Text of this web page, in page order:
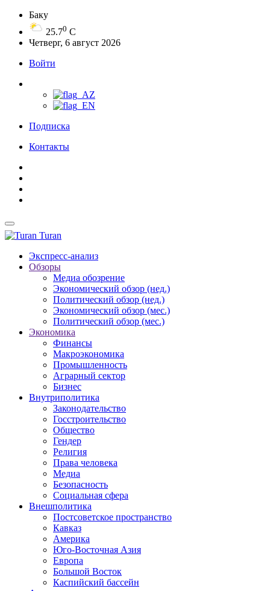
Баку
25.70 C
Четверг, 6 август 2026
Войти
Подписка
Контакты
Turan
Экспресс-анализ
Обзоры
Медиа обозрение
Экономический обзор (нед.)
Политический обзор (нед.)
Экономический обзор (мес.)
Политический обзор (мес.)
Экономика
Финансы
Макроэкономика
Промышленность
Аграрный сектор
Бизнес
Внутриполитика
Законодательство
Госстроительство
Общество
Гендер
Религия
Права человека
Медиа
Безопасность
Социальная сфера
Внешполитика
Постсоветское пространство
Кавказ
Америка
Юго-Восточная Азия
Европа
Большой Восток
Каспийский бассейн